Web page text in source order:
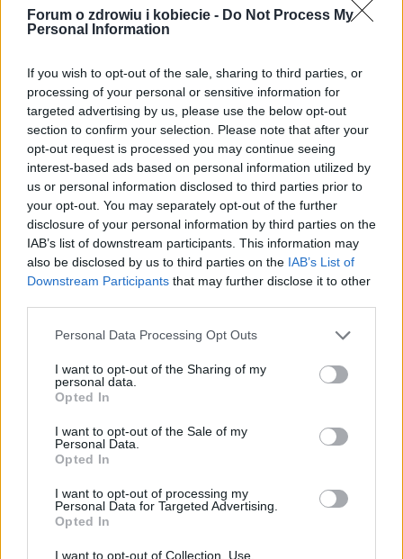
Forum o zdrowiu i kobiecie - Do Not Process My
Personal Information
If you wish to opt-out of the sale, sharing to third parties, or
processing of your personal or sensitive information for
targeted advertising by us, please use the below opt-out
section to confirm your selection. Please note that after your
opt-out request is processed you may continue seeing
interest-based ads based on personal information utilized by
us or personal information disclosed to third parties prior to
your opt-out. You may separately opt-out of the further
disclosure of your personal information by third parties on the
IAB’s list of downstream participants. This information may
also be disclosed by us to third parties on the IAB’s List of
Downstream Participants that may further disclose it to other
Personal Data Processing Opt Outs
I want to opt-out of the Sharing of my
personal data.
Opted In
I want to opt-out of the Sale of my
Personal Data.
Opted In
I want to opt-out of processing my
Personal Data for Targeted Advertising.
Opted In
I want to opt-out of Collection, Use,
Prewencja przed wirusem opiera się na częstym
myciu rąk, stosowaniu środków odkażających i
stosowaniu maseczek.
nCoV-2019 – co o nim wiemy?
Styczeń bieżącego roku – w Wuhan, w Chinach
odnotowano pierwsze przypadki zachorowań